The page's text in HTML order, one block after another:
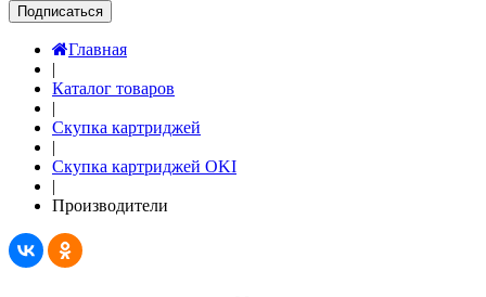
Подписаться
Главная
|
Каталог товаров
|
Скупка картриджей
|
Скупка картриджей OKI
|
Производители